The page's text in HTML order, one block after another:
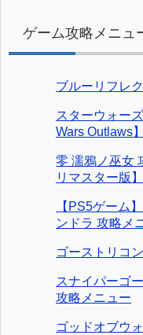
ゲーム攻略メニュ
ブルーリフレ
スターウォー
Wars Outlaws】
零 濡鴉ノ巫女
リマスター版】
【PS5ゲーム
ンドラ 攻略メ
ゴーストリコ
スナイパーゴ
攻略メニュー
ゴッドオブウ